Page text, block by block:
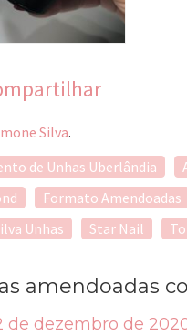
Silva.
de Unhas Uberlândia
Formato Amendoadas
Unhas Star Nail
amendoadas
de dezembro de